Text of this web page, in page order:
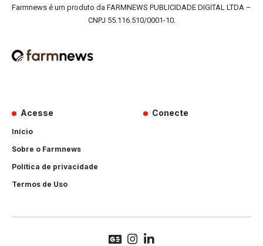
Farmnews é um produto da FARMNEWS PUBLICIDADE DIGITAL LTDA –
CNPJ 55.116.510/0001-10.
Acesse
Início
Sobre o Farmnews
Política de privacidade
Termos de Uso
Conecte